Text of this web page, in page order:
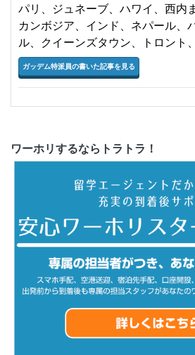
パリ、ジュネーブ、ハワイ、西内
カンボジア、インド、ネパール、
ル、クイーンズタウン、トロント
ガッデム特派員の書いた記事を見る
ワーホリするならトラトラ！